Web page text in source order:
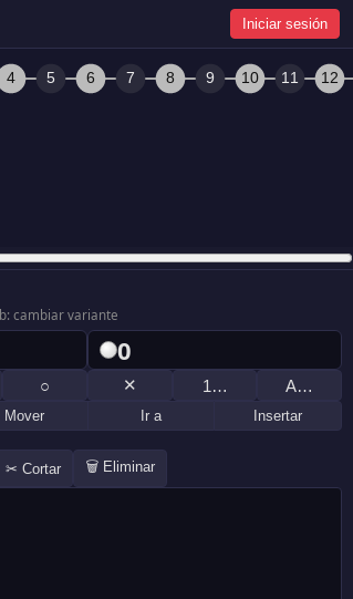
Iniciar sesión
cambiar variante
0
○ ✕ 1… A…
Mover Ir a Insertar
✂ Cortar 🗑 Eliminar